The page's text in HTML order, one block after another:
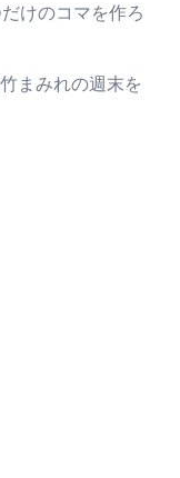
けのコマを作ろ
まみれの週末を